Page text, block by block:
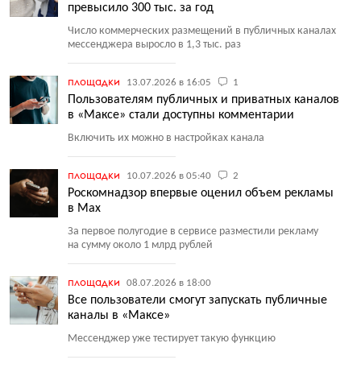
превысило 300 тыс. за год
Число коммерческих размещений в публичных каналах
мессенджера выросло в 1,3 тыс. раз
площадки 13.07.2026 в 16:05 1
Пользователям публичных и приватных каналов
в «Максе» стали доступны комментарии
Включить их можно в настройках канала
площадки 10.07.2026 в 05:40 2
Роскомнадзор впервые оценил объем рекламы
в Max
За первое полугодие в сервисе разместили рекламу
на сумму около 1 млрд рублей
площадки 08.07.2026 в 18:00
Все пользователи смогут запускать публичные
каналы в «Максе»
Мессенджер уже тестирует такую функцию